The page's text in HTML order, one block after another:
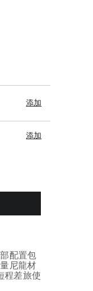
添加
添加
配置包
尼龍材
程差旅使